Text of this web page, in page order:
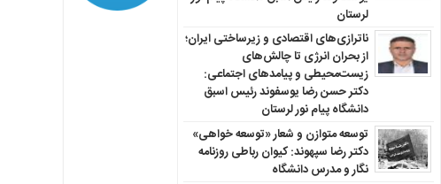
لرستان
ناترازی‌های اقتصادی و زیرساختی ایران؛
از بحران انرژی تا چالش‌های
زیست‌محیطی و پیامدهای اجتماعی:
دکتر حسن رضا یوسفوند رئیس اسبق
دانشگاه پیام نور لرستان
توسعه متوازن و شعار «توسعه خواهی»
دکتر رضا سپهوند: کیوان رباطی روزنامه
نگار و مدرس دانشگاه